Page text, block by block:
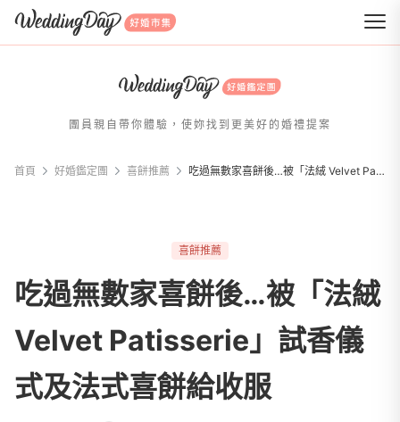
WeddingDay 好婚市集
團員親自帶你體驗，使妳找到更美好的婚禮提案
首頁 好婚鑑定團 喜餅推薦 吃過無數家喜餅後…被「法絨 Velvet Patisserie」試香儀式及法式喜餅給收服
喜餅推薦
吃過無數家喜餅後…被「法絨
Velvet Patisserie」試香儀
式及法式喜餅給收服